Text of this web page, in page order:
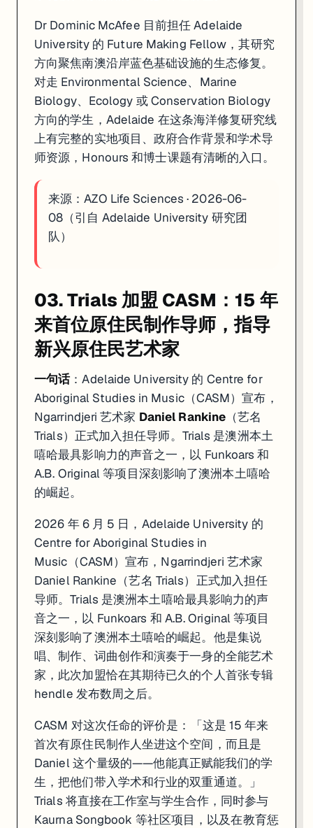
Dr Dominic McAfee 目前担任 Adelaide
University 的 Future Making Fellow，其研究
方向聚焦南澳沿岸蓝色基础设施的生态修复。
对走 Environmental Science、Marine
Biology、Ecology 或 Conservation Biology
方向的学生，Adelaide 在这条海洋修复研究线
上有完整的实地项目、政府合作背景和学术导
师资源，Honours 和博士课题有清晰的入口。
来源：AZO Life Sciences · 2026-06-
08（引自 Adelaide University 研究团
队）
03. Trials 加盟 CASM：15 年
来首位原住民制作导师，指导
新兴原住民艺术家
一句话：Adelaide University 的 Centre for
Aboriginal Studies in Music（CASM）宣布，
Ngarrindjeri 艺术家 Daniel Rankine （艺名
Trials）正式加入担任导师。Trials 是澳洲本土
嘻哈最具影响力的声音之一，以 Funkoars 和
A.B. Original 等项目深刻影响了澳洲本土嘻哈
的崛起。
2026 年 6 月 5 日，Adelaide University 的
Centre for Aboriginal Studies in
Music（CASM）宣布，Ngarrindjeri 艺术家
Daniel Rankine（艺名 Trials）正式加入担任
导师。Trials 是澳洲本土嘻哈最具影响力的声
音之一，以 Funkoars 和 A.B. Original 等项目
深刻影响了澳洲本土嘻哈的崛起。他是集说
唱、制作、词曲创作和演奏于一身的全能艺术
家，此次加盟恰在其期待已久的个人首张专辑
hendle 发布数周之后。
CASM 对这次任命的评价是：「这是 15 年来
首次有原住民制作人坐进这个空间，而且是
Daniel 这个量级的——他能真正赋能我们的学
生，把他们带入学术和行业的双重通道。」
Trials 将直接在工作室与学生合作，同时参与
Kaurna Songbook 等社区项目，以及在教育惩